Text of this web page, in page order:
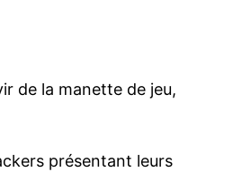
de la manette de jeu,
présentant leurs